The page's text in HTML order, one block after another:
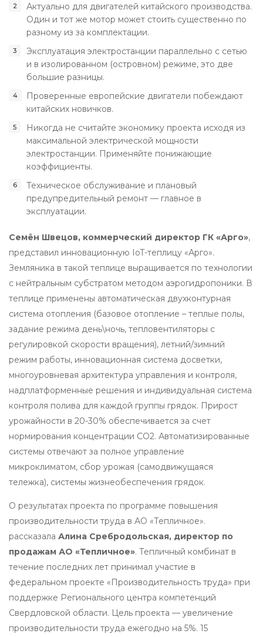
Актуально для двигателей китайского производства.
Один и тот же мотор может стоить существенно по
разному из за комплектации.
Эксплуатация электростанции параллельно с сетью
и в изолированном (островном) режиме, это две
большие разницы.
Проверенные европейские двигатели побеждают
китайских новичков.
Никогда не считайте экономику проекта исходя из
максимальной электрической мощности
электростанции. Применяйте понижающие
коэффициенты.
Техническое обслуживание и плановый
предупредительный ремонт — главное в
эксплуатации.
Семён Швецов, коммерческий директор ГК «Арго»,
представил инновационную IoT-теплицу «Арго».
Земляника в такой теплице выращивается по технологии
с нейтральным субстратом методом аэрогидропоники. В
теплице применены автоматическая двухконтурная
система отопления (базовое отопление – теплые полы,
задание режима день\ночь, тепловентиляторы с
регулировкой скорости вращения), летний/зимний
режим работы, инновационная система досветки,
многоуровневая архитектура управления и контроля,
надплатформенные решения и индивидуальная система
контроля полива для каждой группы грядок. Прирост
урожайности в 20-30% обеспечивается за счет
нормирования концентрации CO2. Автоматизированные
системы отвечают за полное управление
микроклиматом, сбор урожая (самодвижущаяся
тележка), системы жизнеобеспечения грядок.
О результатах проекта по программе повышения
производительности труда в АО «Тепличное».
рассказала Алина Сребродольская, директор по
продажам АО «Тепличное». Тепличный комбинат в
течение последних лет принимал участие в
федеральном проекте «Производительность труда» при
поддержке Регионального центра компетенций
Свердловской области. Цель проекта — увеличение
производительности труда ежегодно на 5%. 15